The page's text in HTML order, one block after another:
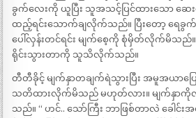
ခွက်လေးကို ယူပြီး သူအသင့်ပြင်ထားသော ဆေး
ထည့်ရင်းသောက်ချလိုက်သည်။ ပြီးတော့ ရေခွ
ပေါ်လှန်းတင်ရင်း မျက်စေ့ကို စုံမှိတ်လိုက်မိသ
ရိုင်းသွားတာကို သူသိလိုက်သည်။
တီတီခိုင့် မျက်နှာတချက်ရဲသွားပြီး အမူအယာပ
သတိထားလိုက်မိသည် မဟုတ်လား။ မျက်နှာကို
သည်။ “ ဟင်.. သော်ကြီး ဘာဖြစ်တာလဲ ခေါင်း